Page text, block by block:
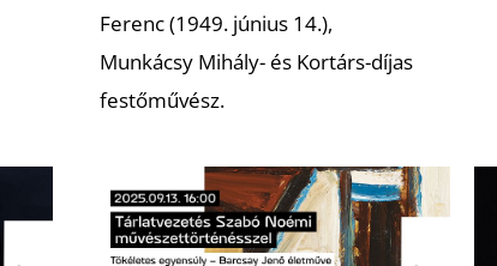
Ferenc (1949. június 14.),
Munkácsy Mihály- és Kortárs-díjas
festőművész.